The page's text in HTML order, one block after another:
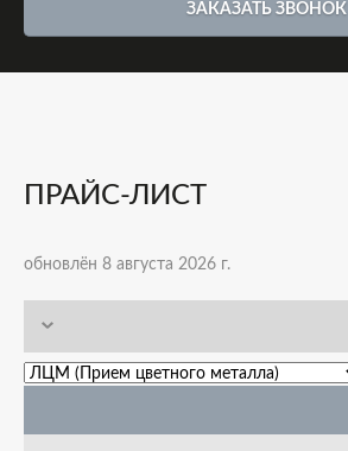
ЗАКАЗАТЬ ЗВОНОК
ПРАЙС-ЛИСТ
обновлён 8 августа 2026 г.